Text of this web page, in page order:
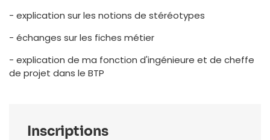
- explication sur les notions de stéréotypes
- échanges sur les fiches métier
- explication de ma fonction d'ingénieure et de cheffe
de projet dans le BTP
Inscriptions